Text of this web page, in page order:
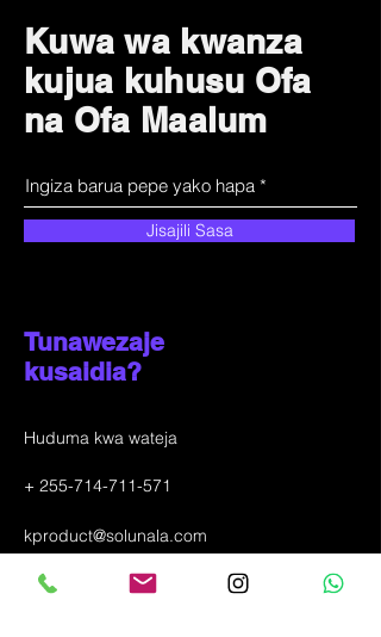
Kuwa wa kwanza
kujua kuhusu Ofa
na Ofa Maalum
Jisajili Sasa
Tunawezaje
kusaidia?
Huduma kwa wateja
+ 255-714-711-571
kproduct@solunala.com
Mji wa Incheon, Ganseok-dong 433-4